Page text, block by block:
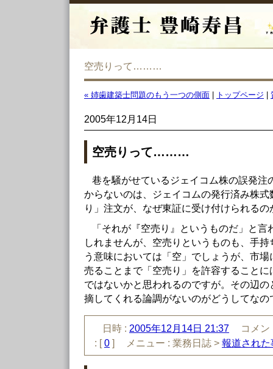
空売りって………
« 姉歯建築士問題のもう一つの側面 トップページ
2005年12月14日
空売りって………
巷を騒がせているジェイコム株の誤発注
からないのは、ジェイコムの発行済み株
り」注文が、なぜ東証に受け付けられるの
「それが『空売り』というものだ」と
しれませんが、空売りというものも、手
う意味においては「空」でしょうが、市
売ることまで「空売り」を許容すること
ではないかと思われるのですが。その辺
摘してくれる論調がないのがどうしてなの
日時 : 2005年12月14日 21:37
コメ
: [0 ] メニュー : 業務日誌 > 報道され